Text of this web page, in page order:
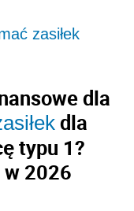
zasiłek
dla
dla
typu 1?
2026